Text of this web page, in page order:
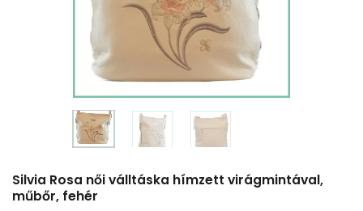
Silvia Rosa női válltáska hímzett virágmintával,
műbőr, fehér